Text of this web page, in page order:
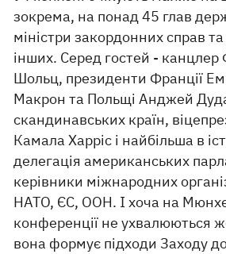
зокрема, на понад 45 глав
міністри закордонних справ
інших. Серед гостей -
Шольц, президенти Франції
Макрон та Польщі Анджей
скандинавських країн,
Камала Харріс і найбільша в
делегація американських
керівники міжнародних
НАТО, ЄС, ООН. І хоча на
конференції не ухвалюються
вона формує підходи Заходу